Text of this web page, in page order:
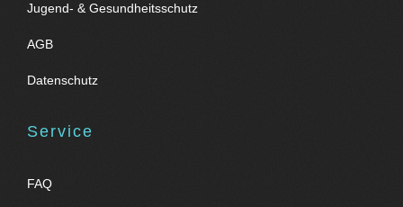
Jugend- & Gesundheitsschutz
AGB
Datenschutz
Service
FAQ